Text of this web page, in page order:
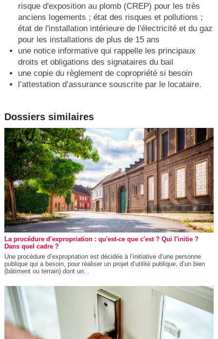
risque d'exposition au plomb (CREP) pour les très
anciens logements ; état des risques et pollutions ;
état de l'installation intérieure de l'électricité et du gaz
pour les installations de plus de 15 ans
une notice informative qui rappelle les principaux
droits et obligations des signataires du bail
une copie du règlement de copropriété si besoin
l’attestation d’assurance souscrite par le locataire.
Dossiers similaires
La procédure d’expropriation : qu'est-ce que c'est ? Qui l'initie ?
Dans quel cadre ?
Une procédure d’expropriation est décidée à l’initiative d’une personne
publique qui a besoin, pour réaliser un projet d’utilité publique, d’un bien
(bâtiment ou terrain) dont un...